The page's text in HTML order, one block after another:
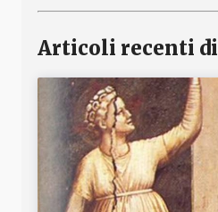
Articoli recenti di